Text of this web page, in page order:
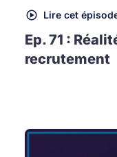
Lire cet
Ep. 71 :
recrutement